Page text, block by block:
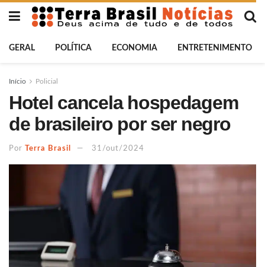
GERAL POLÍTICA ECONOMIA ENTRETENIMENTO
Início Policial
Hotel cancela hospedagem
de brasileiro por ser negro
Por Terra Brasil 31/out/2024